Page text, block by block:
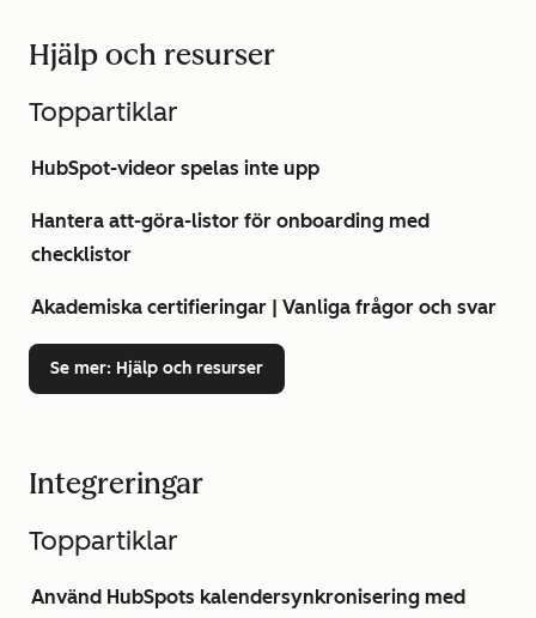
Hjälp och resurser
Toppartiklar
HubSpot-videor spelas inte upp
Hantera att-göra-listor för onboarding med
checklistor
Akademiska certifieringar | Vanliga frågor och svar
Se mer: Hjälp och resurser
Integreringar
Toppartiklar
Använd HubSpots kalendersynkronisering med